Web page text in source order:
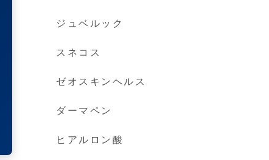
ジュベルック
スネコス
ゼオスキンヘルス
ダーマペン
ヒアルロン酸